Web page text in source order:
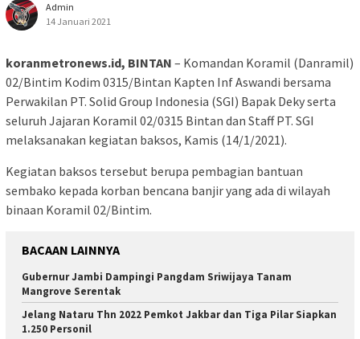
Admin
14 Januari 2021
koranmetronews.id, BINTAN – Komandan Koramil (Danramil)
02/Bintim Kodim 0315/Bintan Kapten Inf Aswandi bersama
Perwakilan PT. Solid Group Indonesia (SGI) Bapak Deky serta
seluruh Jajaran Koramil 02/0315 Bintan dan Staff PT. SGI
melaksanakan kegiatan baksos, Kamis (14/1/2021).
Kegiatan baksos tersebut berupa pembagian bantuan
sembako kepada korban bencana banjir yang ada di wilayah
binaan Koramil 02/Bintim.
BACAAN LAINNYA
Gubernur Jambi Dampingi Pangdam Sriwijaya Tanam
Mangrove Serentak
Jelang Nataru Thn 2022 Pemkot Jakbar dan Tiga Pilar Siapkan
1.250 Personil